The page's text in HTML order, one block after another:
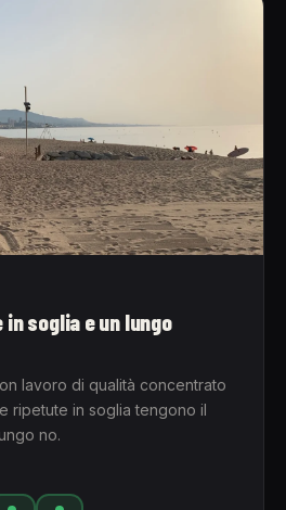
soglia e un lungo
lavoro di qualità concentrato
ripetute in soglia tengono il
no.